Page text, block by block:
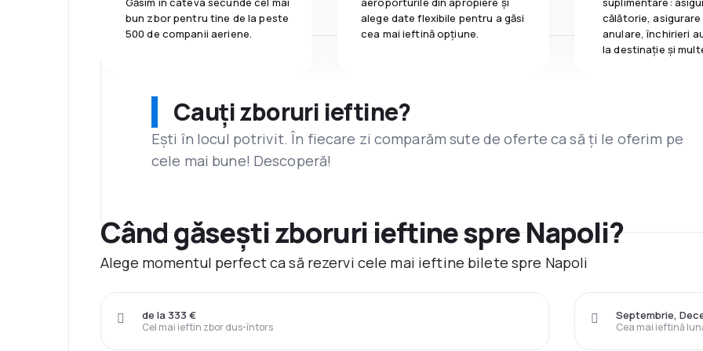
bun zbor pentru tine de la peste
500 de companii aeriene.
alege date flexibile pentru a găsi
cea mai ieftină opțiune.
călătorie,
anulare, închirieri
la destinaţie și
Cauți zboruri ieftine?
Ești în locul potrivit. În fiecare zi comparăm sute de oferte ca să ți le oferim pe
cele mai bune! Descoperă!
Când găsești zboruri ieftine spre Napoli?
Alege momentul perfect ca să rezervi cele mai ieftine bilete spre Napoli
Cel mai ieftin zbor dus-întors
de la 333 €
Cea mai ieftină
Septembrie,